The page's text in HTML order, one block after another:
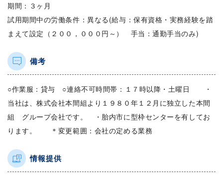
期間：３ヶ月
試用期間中の労働条件：異なる(給与：保有資格・実務経験を踏
まえて設定（２００，０００円～） 手当：通勤手当のみ)
備考
○作業服：貸与 ○連絡不可時間帯：１７時以降・土曜日 ・
当社は、株式会社本間組より１９８０年１２月に独立した本間
組 グループ会社です。 ・胎内市に型枠センターを有してお
ります。 ＊変更範囲：会社の定める業務
情報提供